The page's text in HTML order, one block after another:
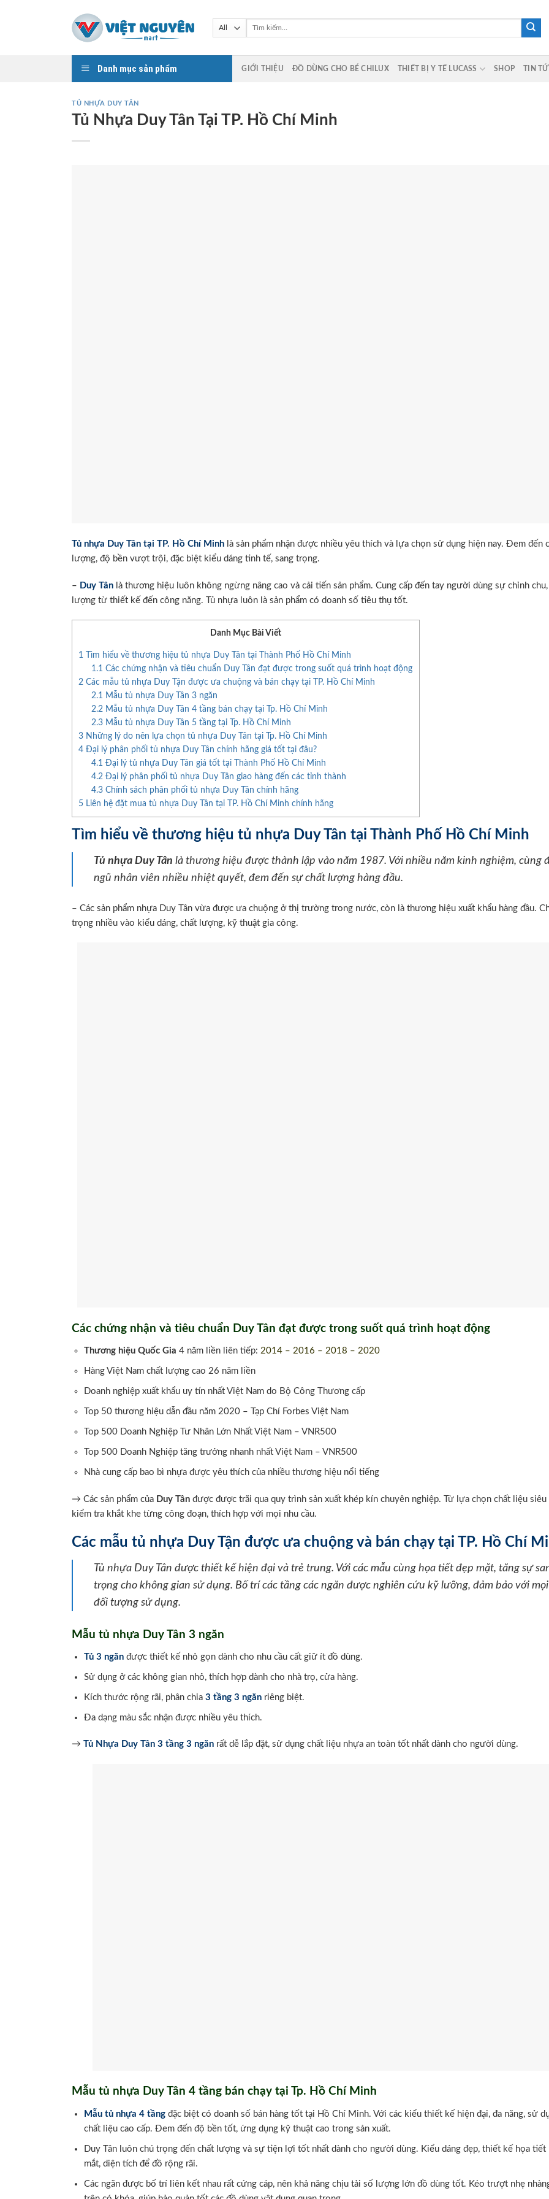
Danh mục sản phẩm GIỚI THIỆU ĐỒ DÙNG CHO BÉ CHILUX THIẾT BỊ Y TẾ LUCASS SHOP TIN
TỦ NHỰA DUY TÂN
Tủ Nhựa Duy Tân Tại TP. Hồ Chí Minh
Tủ nhựa Duy Tân tại TP. Hồ Chí Minh là sản phẩm nhận được nhiều yêu thích và lựa chọn sử dụng hiện nay. Đem đến
lượng, độ bền vượt trội, đặc biệt kiểu dáng tinh tế, sang trọng.
– Duy Tân là thương hiệu luôn không ngừng nâng cao và cải tiến sản phẩm. Cung cấp đến tay người dùng sự chỉnh
lượng từ thiết kế đến công năng. Tủ nhựa luôn là sản phẩm có doanh số tiêu thụ tốt.
Danh Mục Bài Viết
1 Tìm hiểu về thương hiệu tủ nhựa Duy Tân tại Thành Phố Hồ Chí Minh
1.1 Các chứng nhận và tiêu chuẩn Duy Tân đạt được trong suốt quá trình hoạt động
2 Các mẫu tủ nhựa Duy Tận được ưa chuộng và bán chạy tại TP. Hồ Chí Minh
2.1 Mẫu tủ nhựa Duy Tân 3 ngăn
2.2 Mẫu tủ nhựa Duy Tân 4 tầng bán chạy tại Tp. Hồ Chí Minh
2.3 Mẫu tủ nhựa Duy Tân 5 tầng tại Tp. Hồ Chí Minh
3 Những lý do nên lựa chọn tủ nhựa Duy Tân tại Tp. Hồ Chí Minh
4 Đại lý phân phối tủ nhựa Duy Tân chính hãng giá tốt tại đâu?
4.1 Đại lý tủ nhựa Duy Tân giá tốt tại Thành Phố Hồ Chí Minh
4.2 Đại lý phân phối tủ nhựa Duy Tân giao hàng đến các tỉnh thành
4.3 Chính sách phân phối tủ nhựa Duy Tân chính hãng
5 Liên hệ đặt mua tủ nhựa Duy Tân tại TP. Hồ Chí Minh chính hãng
Tìm hiểu về thương hiệu tủ nhựa Duy Tân tại Thành Phố Hồ Chí Minh
Tủ nhựa Duy Tân là thương hiệu được thành lập vào năm 1987. Với nhiều năm kinh nghiệm, cùng
ngũ nhân viên nhiều nhiệt quyết, đem đến sự chất lượng hàng đầu.
– Các sản phẩm nhựa Duy Tân vừa được ưa chuộng ở thị trường trong nước, còn là thương hiệu xuất khẩu hàng đầu.
trọng nhiều vào kiểu dáng, chất lượng, kỹ thuật gia công.
Các chứng nhận và tiêu chuẩn Duy Tân đạt được trong suốt quá trình hoạt động
Thương hiệu Quốc Gia 4 năm liền liên tiếp: 2014 – 2016 – 2018 – 2020
Hàng Việt Nam chất lượng cao 26 năm liền
Doanh nghiệp xuất khẩu uy tín nhất Việt Nam do Bộ Công Thương cấp
Top 50 thương hiệu dẫn đầu năm 2020 – Tạp Chí Forbes Việt Nam
Top 500 Doanh Nghiệp Tư Nhân Lớn Nhất Việt Nam – VNR500
Top 500 Doanh Nghiệp tăng trưởng nhanh nhất Việt Nam – VNR500
Nhà cung cấp bao bì nhựa được yêu thích của nhiều thương hiệu nổi tiếng
→ Các sản phẩm của Duy Tân được được trãi qua quy trình sản xuất khép kín chuyên nghiệp. Từ lựa chọn chất liệu siêu
kiểm tra khắt khe từng công đoạn, thích hợp với mọi nhu cầu.
Các mẫu tủ nhựa Duy Tận được ưa chuộng và bán chạy tại TP. Hồ Chí
Tủ nhựa Duy Tân được thiết kế hiện đại và trẻ trung. Với các mẫu cùng họa tiết đẹp mặt, tăng sự
trọng cho không gian sử dụng. Bố trí các tầng các ngăn được nghiên cứu kỹ lưỡng, đảm bảo với mọi
đối tượng sử dụng.
Mẫu tủ nhựa Duy Tân 3 ngăn
Tủ 3 ngănđược thiết kế nhỏ gọn dành cho nhu cầu cất giữ ít đồ dùng.
Sử dụng ở các không gian nhỏ, thích hợp dành cho nhà trọ, cửa hàng.
Kích thước rộng rãi, phân chia 3 tầng 3 ngănriêng biệt.
Đa dạng màu sắc nhận được nhiều yêu thích.
→ Tủ Nhựa Duy Tân 3 tầng 3 ngăn rất dễ lắp đặt, sử dụng chất liệu nhựa an toàn tốt nhất dành cho người dùng.
Mẫu tủ nhựa Duy Tân 4 tầng bán chạy tại Tp. Hồ Chí Minh
Mẫu tủ nhựa 4 tầngđặc biệt có doanh số bán hàng tốt tại Hồ Chí Minh. Với các kiểu thiết kế hiện đại, đa năng, sử
chất liệu cao cấp. Đem đến độ bền tốt, ứng dụng kỹ thuật cao trong sản xuất.
Duy Tân luôn chú trọng đến chất lượng và sự tiện lợi tốt nhất dành cho người dùng. Kiểu dáng đẹp, thiết kế họa tiết
mắt, diện tích để đồ rộng rãi.
Các ngăn được bố trí liên kết nhau rất cứng cáp, nên khả năng chịu tải số lượng lớn đồ dùng tốt. Kéo trượt nhẹ